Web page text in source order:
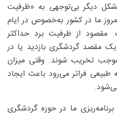
دیگر بی‌توجهی به «ظرفیت
ما در کشور به‌خصوص در ایام
مقصود از ظرفیت برد حداکثر
یک مقصد گردشگری بازدید یا در
موجب تخریب شوند. وقتی میزان
فراتر می‌رود باعث ایجاد
ما در حوزه گردشگری